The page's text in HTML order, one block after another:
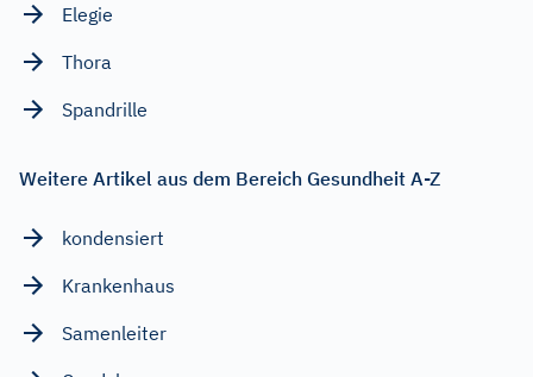
Elegie
Thora
Spandrille
Weitere Artikel aus dem Bereich Gesundheit A-Z
kondensiert
Krankenhaus
Samenleiter